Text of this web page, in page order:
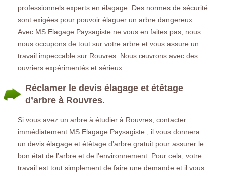
professionnels experts en élagage. Des normes de sécurité
sont exigées pour pouvoir élaguer un arbre dangereux.
Avec MS Elagage Paysagiste ne vous en faites pas, nous
nous occupons de tout sur votre arbre et vous assure un
travail impeccable sur Rouvres. Nous œuvrons avec des
ouvriers expérimentés et sérieux.
Réclamer le devis élagage et étêtage
d’arbre à Rouvres.
Si vous avez un arbre à étudier à Rouvres, contacter
immédiatement MS Elagage Paysagiste ; il vous donnera
un devis élagage et étêtage d’arbre gratuit pour assurer le
bon état de l’arbre et de l’environnement. Pour cela, votre
travail est tout simplement de faire une demande et il vous